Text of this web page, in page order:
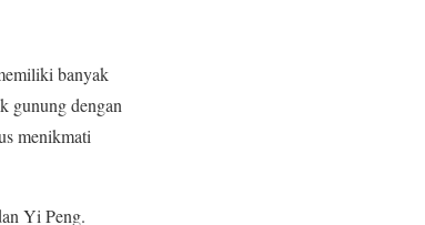
banyak
gunung dengan
menikmati
Yi Peng.